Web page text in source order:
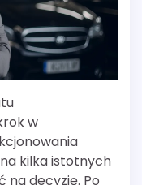
w
kilka istotnych
na decyzję. Po